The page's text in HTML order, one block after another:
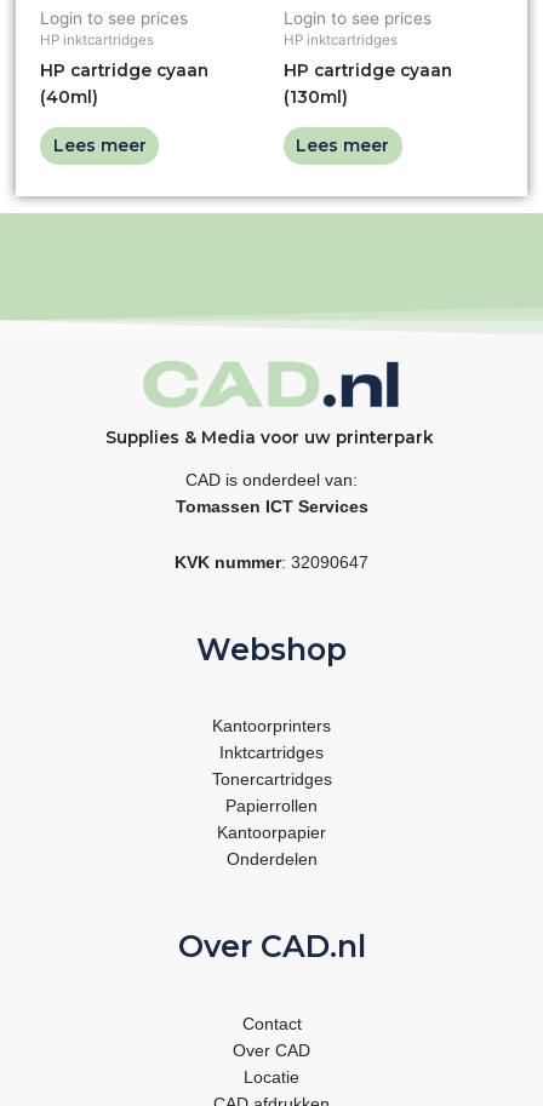
Login to see prices
HP inktcartridges
HP cartridge cyaan
(40ml)
Lees meer
Login to see prices
HP inktcartridges
HP cartridge cyaan
(130ml)
Lees meer
Supplies & Media voor uw printerpark
CAD is onderdeel van:
Tomassen ICT Services
KVK nummer: 32090647
Webshop
Kantoorprinters
Inktcartridges
Tonercartridges
Papierrollen
Kantoorpapier
Onderdelen
Over CAD.nl
Contact
Over CAD
Locatie